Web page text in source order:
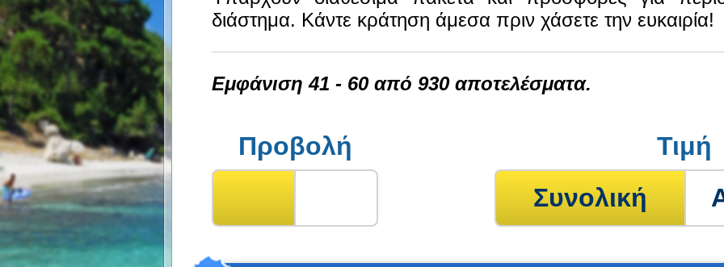
διάστημα. Κάντε κράτηση άμεσα πριν χάσετε την ευκαιρία!
Εμφάνιση 41 - 60 από 930 αποτελέσματα.
Προβολή
Τιμή
Συνολική